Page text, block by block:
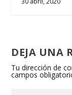
DEJA UNA
Tu dirección de
campos